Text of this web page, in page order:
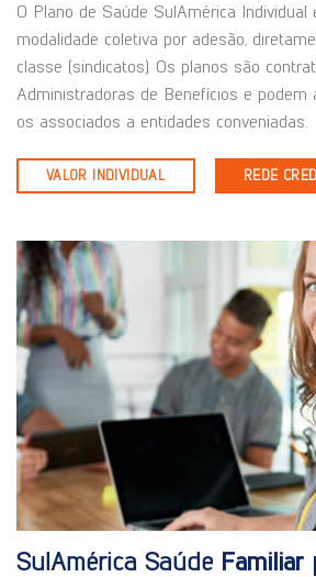
O Plano de Saúde SulAmérica Individual
modalidade coletiva por adesão,
classe (sindicatos). Os planos são
Administradoras de Benefícios e podem
os associados a entidades conveniadas.
VALOR INDIVIDUAL REDE
SulAmérica Saúde Familiar